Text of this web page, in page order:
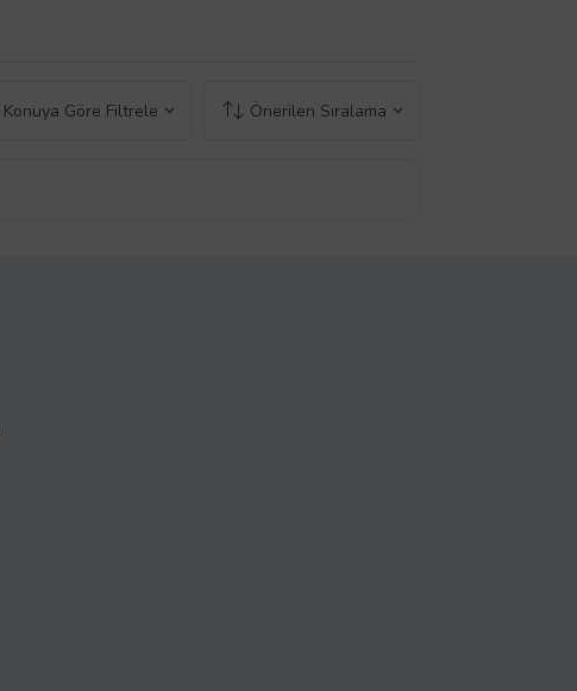
Konuya Göre Filtrele Önerilen Sıralama